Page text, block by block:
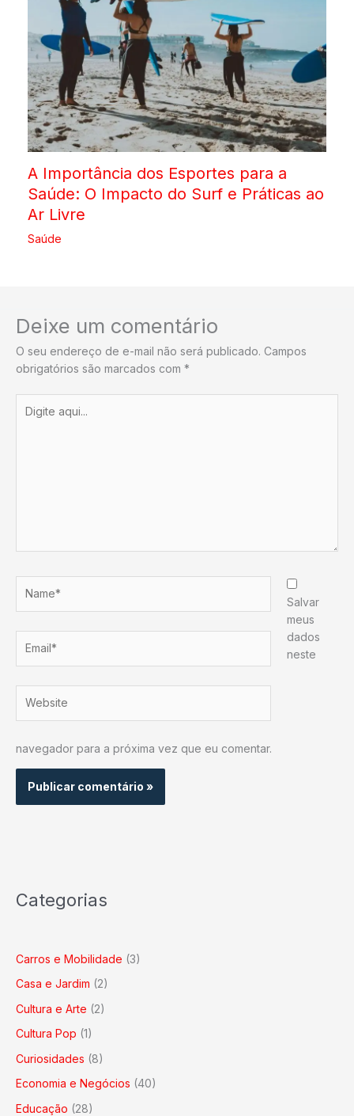
A Importância dos Esportes para a
Saúde: O Impacto do Surf e Práticas ao
Ar Livre
Saúde
Deixe um comentário
O seu endereço de e-mail não será publicado. Campos
obrigatórios são marcados com *
aqui...
Salvar
meus
dados
neste
navegador para a próxima vez que eu comentar.
Categorias
Carros e Mobilidade (3)
Casa e Jardim (2)
Cultura e Arte (2)
Cultura Pop (1)
Curiosidades (8)
Economia e Negócios (40)
Educação (28)